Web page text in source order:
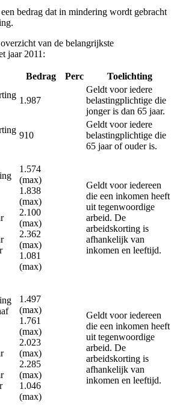
bedrag dat in mindering wordt gebracht
van de belangrijkste
jaar 2011:
Bedrag Perc
Toelichting
1.987
Geldt voor iedere
belastingplichtige die
jonger is dan 65 jaar.
910
Geldt voor iedere
belastingplichtige die
65 jaar of ouder is.
1.574
(max)
1.838
(max)
2.100
(max)
2.362
(max)
1.081
(max)
Geldt voor iedereen
die een inkomen heeft
uit tegenwoordige
arbeid. De
arbeidskorting is
afhankelijk van
inkomen en leeftijd.
1.497
(max)
1.761
(max)
2.023
(max)
2.285
(max)
1.046
(max)
Geldt voor iedereen
die een inkomen heeft
uit tegenwoordige
arbeid. De
arbeidskorting is
afhankelijk van
inkomen en leeftijd.